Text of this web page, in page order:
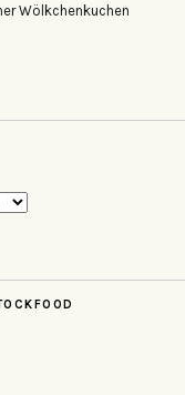
Wölkchenkuchen